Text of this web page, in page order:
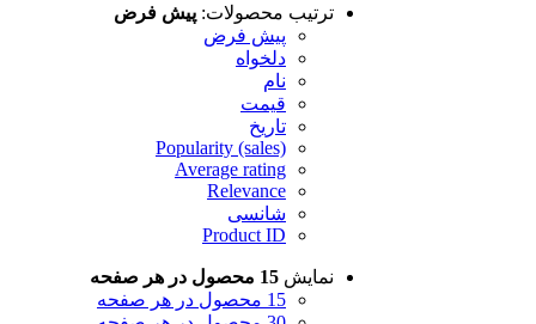
ترتیب محصولات:پیش فرض
پیش فرض
دلخواه
قیمت
تاریخ
Popularity (sales)
Average rating
Relevance
شانسی
Product ID
نمایش15 محصول در هر صفحه